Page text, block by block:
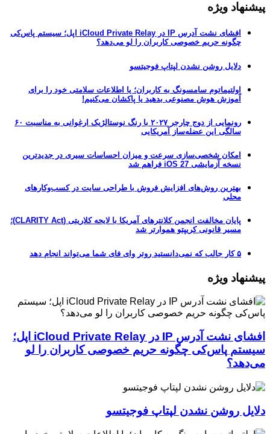
پیشنهاد ویژه
افشای نشت آدرس IP در iCloud Private Relay اپل؛ سیستم پاس‌کی
چگونه حریم خصوصی کاربران را لو می‌دهد؟
دلایل روشن نشدن لپتاپ فوجیتسو
اولتیماتوم سامسونگ به کاربران؛ یا اطلاعات سلامتی خود را برای
آموزش هوش مصنوعی بدهید یا پاکشان می‌کنیم!
رونمایی از دوج چارجر ۲۰۲۷ با رنگ نوستالژیک ارغوانی به مناسبت ۶۰
سالگی این عضله‌ساز آمریکایی
امکان شخصی‌سازی سرعت و میزان احساسات سیری در جدیدترین
نسخه آزمایشی iOS 27 فراهم شد
بهترین روش‌های افزایش فروش با طراحی سایت در کسب‌وکارهای
محلی
پایان مخالفت انجمن کلانترهای آمریکا با لایحه کلاریتی (CLARITY Act)؛
مسیر قانونی کریپتو هموارتر شد
۵ کار جالب که نمی‌دانستید روتر وای فای شما می‌تواند انجام دهد
پیشنهاد ویژه
افشای نشت آدرس IP در iCloud Private Relay اپل؛
سیستم پاس‌کی چگونه حریم خصوصی کاربران را لو
می‌دهد؟
دلایل روشن نشدن لپتاپ فوجیتسو